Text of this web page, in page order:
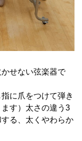
せない弦楽器で
に爪をつけて弾き
す）太さの違う3
る、太くやわらか